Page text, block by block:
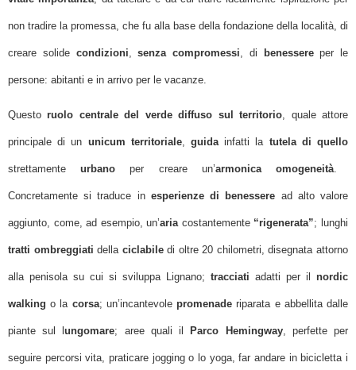
non tradire la promessa, che fu alla base della fondazione della località, di
creare solide condizioni,senza compromessi, di benessereper le
persone: abitanti e in arrivo per le vacanze.
Questoruolo centrale del verde diffuso sul territorio, quale attore
principale di un unicum territoriale,guidainfatti la tutela di quello
strettamenteurbano per creare un’armonica omogeneità.
Concretamente si traduce in esperienze di benessere ad alto valore
aggiunto, come, ad esempio, un’ariacostantemente “rigenerata”; lunghi
tratti ombreggiati della ciclabiledi oltre 20 chilometri, disegnata attorno
alla penisola su cui si sviluppa Lignano; tracciati adatti per il nordic
walking o la corsa; un’incantevolepromenade riparata e abbellita dalle
piante sul lungomare; aree quali il Parco Hemingway, perfette per
seguire percorsi vita, praticare jogging o lo yoga, far andare in bicicletta i